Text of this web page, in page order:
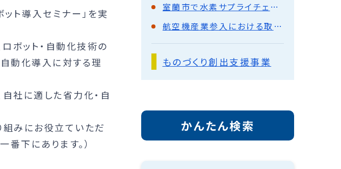
ト導入セミナー」を実
ボット・自動化技術の
動化導入に対する理
社に適した省力化・自
組みにお役立ていただ
番下にあります。）
室蘭市で水素サプライチェーンを構築する実証事業を開始します。
航空機産業参入における取り組み
ものづくり創出支援事業
かんたん検索